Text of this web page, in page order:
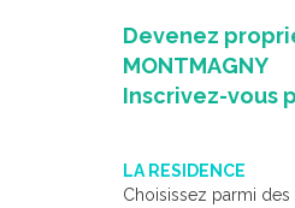
Devenez
MONTMAGNY
Inscrivez-vous
LA RESIDENCE
Choisissez parmi des